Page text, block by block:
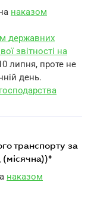
наказом
державних
звітності на
липня, проте не
день.
наказом